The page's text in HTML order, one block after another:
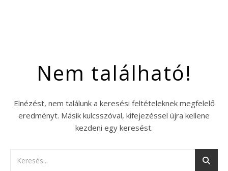
Nem található!
Elnézést, nem találunk a keresési feltételeknek megfelelő
eredményt. Másik kulcsszóval, kifejezéssel újra kellene
kezdeni egy keresést.